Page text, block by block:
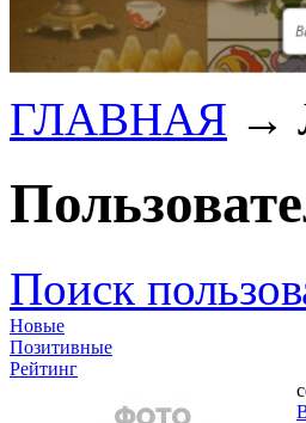
ГЛАВНАЯ →
Поиск
Новые
Позитивные
Рейтинг